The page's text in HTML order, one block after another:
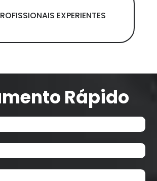
EXPERIENTES
Rápido